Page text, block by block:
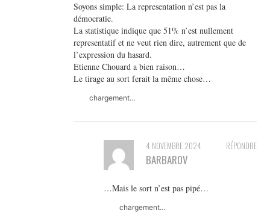
Soyons simple: La representation n’est pas la
démocratie.
La statistique indique que 51% n’est nullement
representatif et ne veut rien dire, autrement que de
l’expression du hasard.
Etienne Chouard a bien raison…
Le tirage au sort ferait la même chose…
chargement…
RÉPONDRE
4 NOVEMBRE 2024
BARBAROV
…Mais le sort n’est pas pipé…
chargement…